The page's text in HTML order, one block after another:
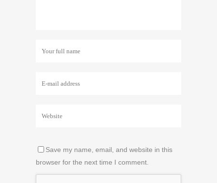
Save my name, email, and website in this
browser for the next time I comment.